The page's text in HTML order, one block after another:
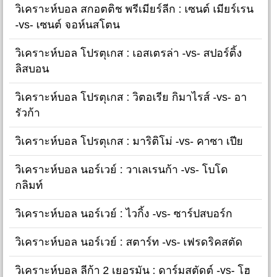
วิเคราะห์บอล สกอตติช พรีเมียร์ลีก : เซนต์ เมียร์เรน
-vs- เซนต์ จอห์นสโตน
วิเคราะห์บอล โปรตุเกส : เอสเตรล่า -vs- สปอร์ติ้ง
ลิสบอน
วิเคราะห์บอล โปรตุเกส : วิตอเรีย กิมาไรส์ -vs- อา
รัวก้า
วิเคราะห์บอล โปรตุเกส : มาริติโม่ -vs- คาซา เปีย
วิเคราะห์บอล นอร์เวย์ : วาเลเรนก้า -vs- โบโด
กลิมท์
วิเคราะห์บอล นอร์เวย์ : ไวกิ้ง -vs- ซาร์ปสบอร์ก
วิเคราะห์บอล นอร์เวย์ : สตาร์ท -vs- เฟรดริคสตัด
วิเคราะห์บอล ลีก้า 2 เยอรมัน : ดาร์มสตัดต์ -vs- โฮ